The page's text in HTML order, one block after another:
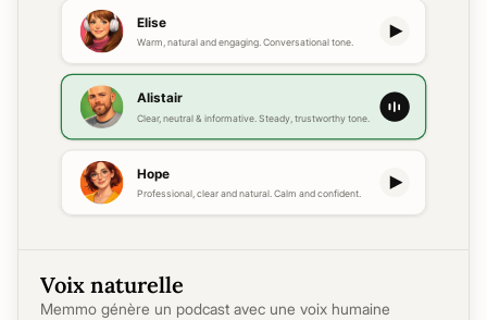
Voix naturelle
Memmo génère un podcast avec une voix humaine